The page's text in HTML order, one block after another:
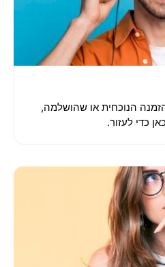
הנוכחית או שהושלמה,
כדי לעזור.